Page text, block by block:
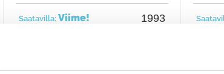
Saatavilla:Viime! 1993